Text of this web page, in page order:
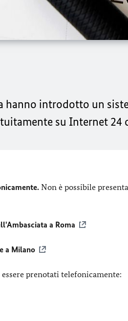
hanno introdotto un
su Internet 24
Non è possibile
a Roma
a Milano
prenotati telefonicamente: